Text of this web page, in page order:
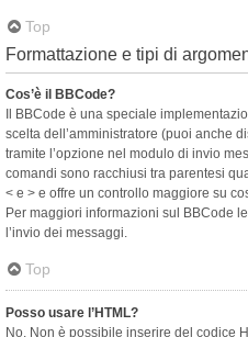
Top
Formattazione e tipi di
Cos’è il BBCode?
Il BBCode è una speciale
scelta dell’amministratore (puoi anche
tramite l’opzione nel modulo di invio
comandi sono racchiusi tra parentesi
< e > e offre un controllo maggiore su
Per maggiori informazioni sul BBCode
l’invio dei messaggi.
Top
Posso usare l’HTML?
No. Non è possibile inserire del codice